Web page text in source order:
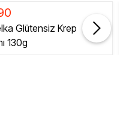
Glütensiz Krep
130g